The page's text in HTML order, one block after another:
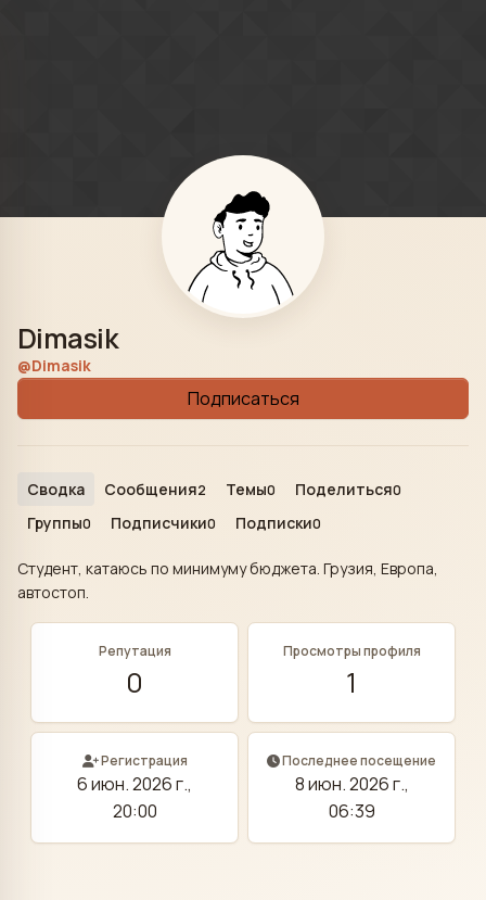
Dimasik
@Dimasik
Подписаться
Сводка Сообщения2 Темы0 Поделиться0
Группы0 Подписчики0 Подписки0
Студент, катаюсь по минимуму бюджета. Грузия, Европа,
автостоп.
Репутация
0
Просмотры профиля
1
Регистрация
6 июн. 2026 г.,
20:00
Последнее посещение
8 июн. 2026 г.,
06:39